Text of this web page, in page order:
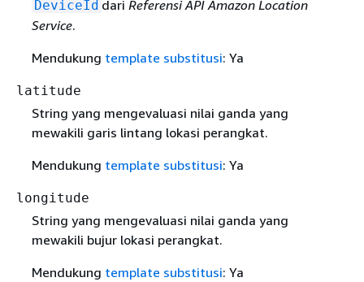
DeviceId dari Referensi API Amazon Location
Service.
Mendukung template substitusi: Ya
latitude
String yang mengevaluasi nilai ganda yang
mewakili garis lintang lokasi perangkat.
Mendukung template substitusi: Ya
longitude
String yang mengevaluasi nilai ganda yang
mewakili bujur lokasi perangkat.
Mendukung template substitusi: Ya